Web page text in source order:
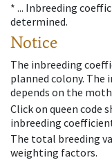
* ... Inbreeding
determined.
Notice
The inbreeding
planned colony. The
depends on the
Click on queen code
inbreeding
The total breeding
weighting factors.